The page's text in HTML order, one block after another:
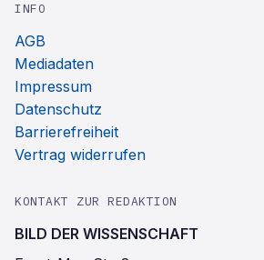
INFO
AGB
Mediadaten
Impressum
Datenschutz
Barrierefreiheit
Vertrag widerrufen
KONTAKT ZUR REDAKTION
BILD DER WISSENSCHAFT